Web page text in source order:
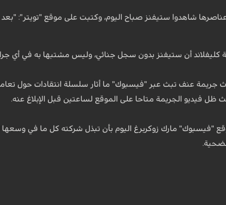
شاهدوا ستيفنز صباح اليوم، وكتبت على موقع "تويتر":
كليفلاند أن ستيفنز بدون سجل جنائي، وليس مشتبها به في أي
جريمة عنف تبث عبر "فيسبوك" ما أثار سلسلة انتقادات حول تعامل
ظل فيديو الجريمة متاحا على الموقع لساعتين قبل الإبلاغ عنه.
"فيسبوك" مارك زوكربرغ اليوم بأن تبذل شركته كل ما في